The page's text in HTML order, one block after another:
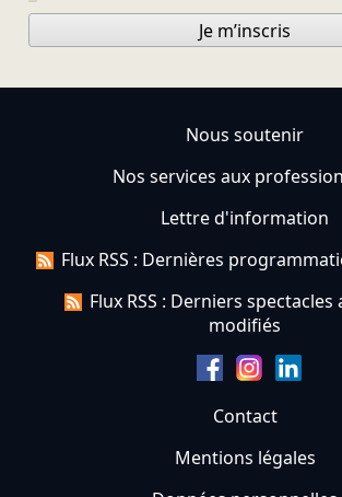
Je m’inscris
Nous soutenir
Nos services aux
Lettre d'information
Flux RSS : Dernières
Flux RSS : Derniers
modifiés
Contact
Mentions légales